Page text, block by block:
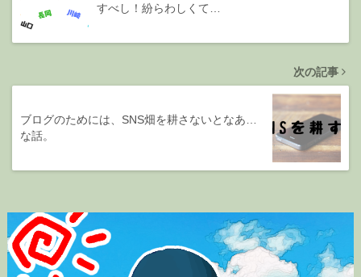
すべし！紛らわしくて…
次の記事
ブログのためには、SNS畑を耕さないとなあ…
な話。